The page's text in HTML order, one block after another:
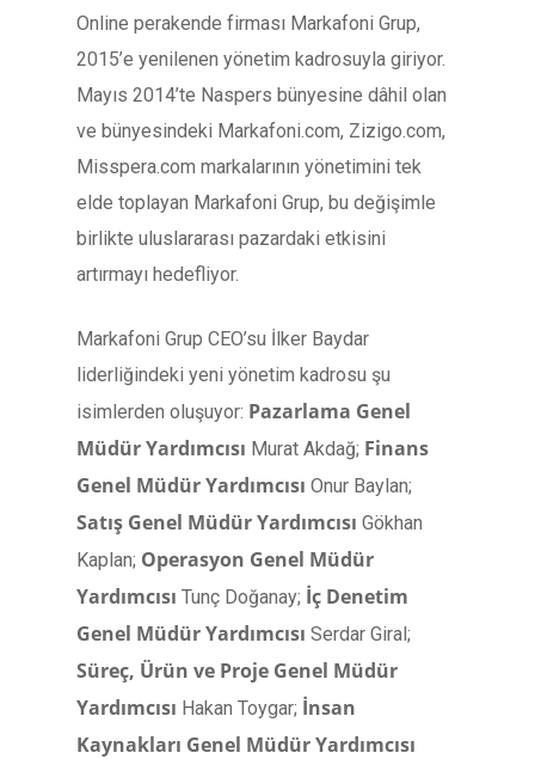
Online perakende firması Markafoni Grup,
2015’e yenilenen yönetim kadrosuyla giriyor.
Mayıs 2014’te Naspers bünyesine dâhil olan
ve bünyesindeki Markafoni.com, Zizigo.com,
Misspera.com markalarının yönetimini tek
elde toplayan Markafoni Grup, bu değişimle
birlikte uluslararası pazardaki etkisini
artırmayı hedefliyor.
Markafoni Grup CEO’su İlker Baydar
liderliğindeki yeni yönetim kadrosu şu
isimlerden oluşuyor: Pazarlama Genel
Müdür Yardımcısı Murat Akdağ; Finans
Genel Müdür Yardımcısı Onur Baylan;
Satış Genel Müdür Yardımcısı Gökhan
Kaplan; Operasyon Genel Müdür
Yardımcısı Tunç Doğanay; İç Denetim
Genel Müdür Yardımcısı Serdar Giral;
Süreç, Ürün ve Proje Genel Müdür
Yardımcısı Hakan Toygar; İnsan
Kaynakları Genel Müdür Yardımcısı